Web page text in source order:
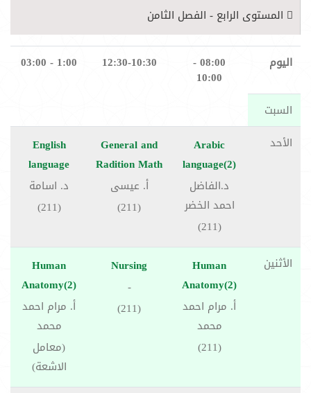
المستوى الرابع - الفصل الثامن
اليوم 08:00 -
10:00
12:30-10:30
1:00 - 03:00
السبت
الأحد
Arabic
language(2)
د.الفاضل
احمد الخضر
(211)
General and
Radition Math
أ. عيسى
(211)
English
language
د. اسامة
(211)
الأثنين
Human
Anatomy(2)
أ. مرام احمد
محمد
(211)
Nursing
-
(211)
Human
Anatomy(2)
أ. مرام احمد
محمد
(معامل
الاشعة)